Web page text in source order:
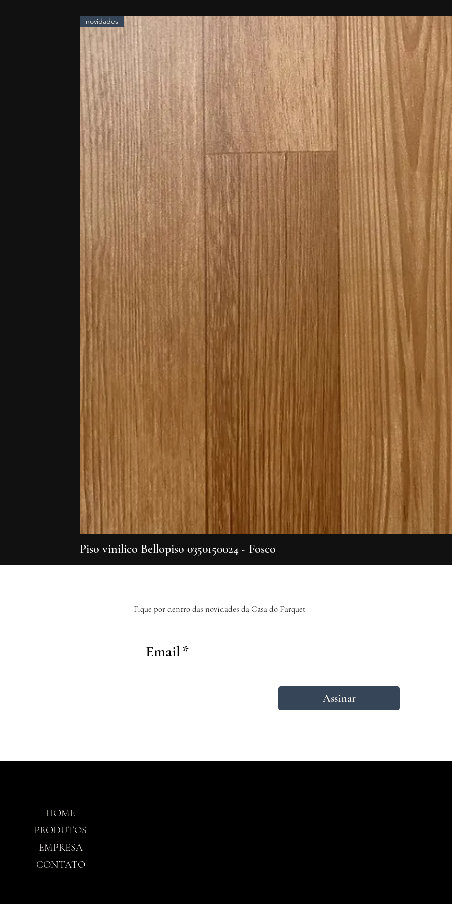
novidades
Piso vinilico Bellopiso 0350150024 - Fosco
Email*
Assinar
Fique por dentro das novidades da Casa do Parquet
HOME
PRODUTOS
EMPRESA
CONTATO